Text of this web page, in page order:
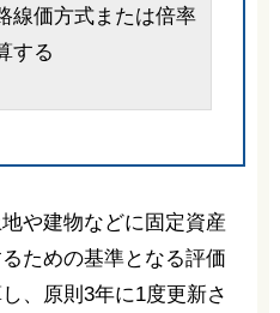
線価方式または倍率
する
や建物などに固定資産
ための基準となる評価
、原則3年に1度更新さ